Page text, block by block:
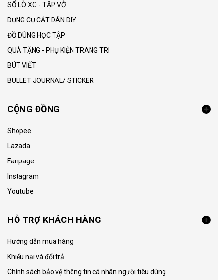
SỔ LÒ XO - TẬP VỞ
DỤNG CỤ CẮT DÁN DIY
ĐỒ DÙNG HỌC TẬP
QUÀ TẶNG - PHỤ KIỆN TRANG TRÍ
BÚT VIẾT
BULLET JOURNAL/ STICKER
CỘNG ĐỒNG
Shopee
Lazada
Fanpage
Instagram
Youtube
HỖ TRỢ KHÁCH HÀNG
Hướng dẫn mua hàng
Khiếu nại và đổi trả
Chính sách bảo vệ thông tin cá nhân người tiêu dùng